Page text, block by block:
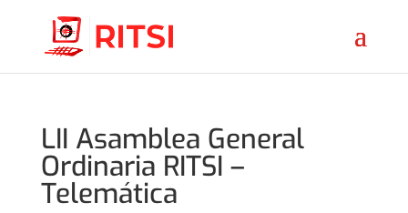
LII Asamblea General
Ordinaria RITSI –
Telemática